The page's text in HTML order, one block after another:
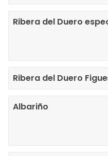
Ribera del Duero
Ribera del Duero
Albariño